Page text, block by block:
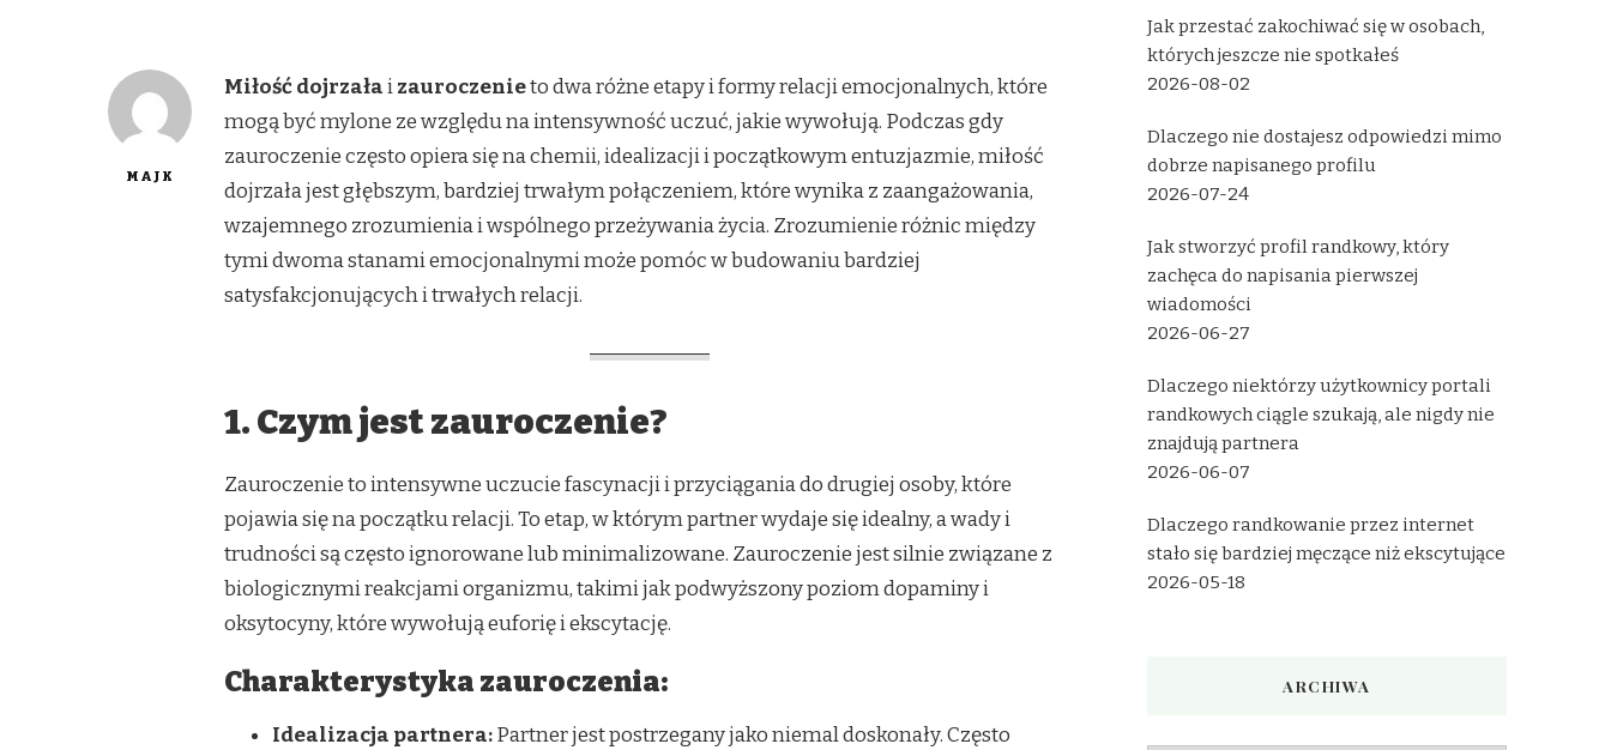
MAJK
Miłość dojrzałaizauroczenieto dwa różne etapy i formy relacji emocjonalnych, które
mogą być mylone ze względu na intensywność uczuć, jakie wywołują. Podczas gdy
zauroczenie często opiera się na chemii, idealizacji i początkowym entuzjazmie, miłość
dojrzała jest głębszym, bardziej trwałym połączeniem, które wynika z zaangażowania,
wzajemnego zrozumienia i wspólnego przeżywania życia. Zrozumienie różnic między
tymi dwoma stanami emocjonalnymi może pomóc w budowaniu bardziej
satysfakcjonujących i trwałych relacji.
1. Czym jest zauroczenie?
Zauroczenie to intensywne uczucie fascynacji i przyciągania do drugiej osoby, które
pojawia się na początku relacji. To etap, w którym partner wydaje się idealny, a wady i
trudności są często ignorowane lub minimalizowane. Zauroczenie jest silnie związane z
biologicznymi reakcjami organizmu, takimi jak podwyższony poziom dopaminy i
oksytocyny, które wywołują euforię i ekscytację.
Charakterystyka zauroczenia:
Idealizacja partnera:Partner jest postrzegany jako niemal doskonały. Często
Jak przestać zakochiwać się w osobach,
których jeszcze nie spotkałeś
2026-08-02
Dlaczego nie dostajesz odpowiedzi mimo
dobrze napisanego profilu
2026-07-24
Jak stworzyć profil randkowy, który
zachęca do napisania pierwszej
wiadomości
2026-06-27
Dlaczego niektórzy użytkownicy portali
randkowych ciągle szukają, ale nigdy nie
znajdują partnera
2026-06-07
Dlaczego randkowanie przez internet
stało się bardziej męczące niż ekscytujące
2026-05-18
ARCHIWA